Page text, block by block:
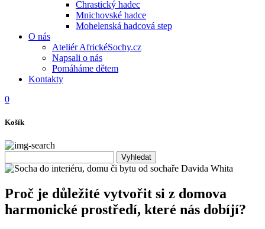
Chrastický hadec
Mnichovské hadce
Mohelenská hadcová step
O nás
Ateliér AfrickéSochy.cz
Napsali o nás
Pomáháme dětem
Kontakty
0
Košík
Proč je důležité vytvořit si z domova
harmonické prostředí, které nás dobíjí?